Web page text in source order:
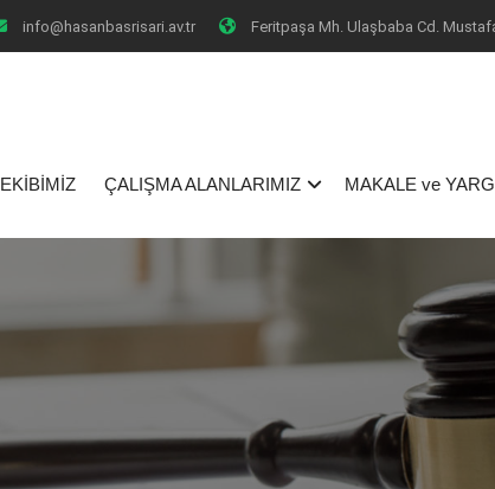
info@hasanbasrisari.av.tr Feritpaşa Mh. Ulaşbaba Cd.
EKİBİMİZ ÇALIŞMA ALANLARIMIZ MAKALE ve